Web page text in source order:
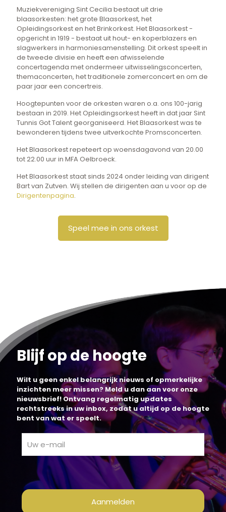
Muziekvereniging Sint Cecilia bestaat uit drie
blaasorkesten: het grote Blaasorkest, het
Opleidingsorkest en het Brinkorkest. Het Blaasorkest -
opgericht in 1919 - bestaat uit hout- en koperblazers en
slagwerkers in harmoniesamenstelling. Dit orkest speelt in
de tweede divisie en heeft een afwisselende
concertagenda met ondermeer uitwisselingsconcerten,
themaconcerten, het traditionele zomerconcert en om de
paar jaar een concertreis.
Hoogtepunten voor de orkesten waren o.a. ons 100-jarig
bestaan in 2019. Het Opleidingsorkest heeft in dat jaar Sint
Tunnis Got Talent georganiseerd. Het Blaasorkest was te
bewonderen tijdens twee uitverkochte Promsconcerten.
Het Blaasorkest repeteert op woensdagavond van 20.00
tot 22.00 uur in MFA Oelbroeck.
Het Blaasorkest staat sinds 2024 onder leiding van dirigent
Bart van Zutven. Wij stellen de dirigenten aan u voor op de
Dirigentenpagina.
Speel mee in ons orkest
Blijf op de hoogte
Wilt u geen enkel belangrijk nieuws of opmerkelijke
inzichten meer missen? Meld u dan aan voor onze
nieuwsbrief! Ontvang regelmatig updates
rechtstreeks in uw inbox, zodat u altijd op de hoogte
bent van wat er speelt.